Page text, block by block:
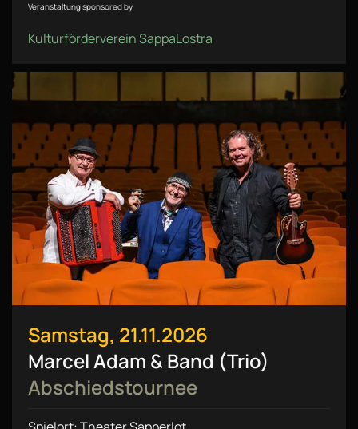
Veranstaltung sponsored by
Kulturförderverein SappaLostra
Samstag, 21.11.2026
Marcel Adam & Band (Trio)
Abschiedstournee